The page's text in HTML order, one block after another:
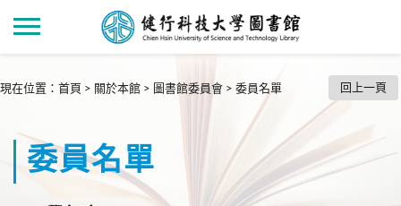
現在位置 ： 首頁 > 關於本館 > 圖書館委員會 > 委員名單 回上一頁
委員名單